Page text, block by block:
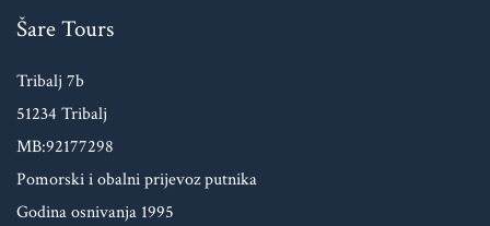
Šare Tours
Tribalj 7b
51234 Tribalj
MB:92177298
Pomorski i obalni prijevoz putnika
Godina osnivanja 1995